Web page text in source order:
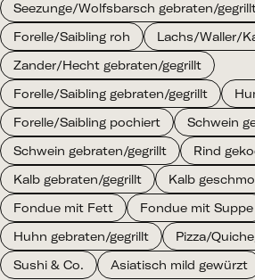
Seezunge/Wolfsbarsch gebraten/
Forelle/Saibling roh
Lachs/Waller/
Zander/Hecht gebraten/gegrillt
Forelle/Saibling gebraten/gegrillt
Forelle/Saibling pochiert
Schwein
Schwein gebraten/gegrillt
Rind
Kalb gebraten/gegrillt
Kalb
Fondue mit Fett
Fondue mit Suppe
Huhn gebraten/gegrillt
Pizza/
Sushi & Co.
Asiatisch mild gewürzt